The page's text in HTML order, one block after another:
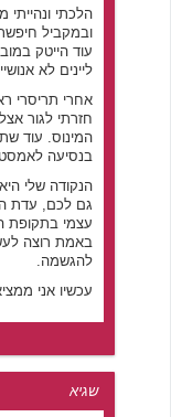
הלכתי
ובמקביל
עוד הייטק
ליינים לא
אחרי תריסרי
חזרתי לגור
המינוס. עוד
בנסיעה
הנקודה שלי
גם לכם, עדת
עצמי בתקופת
באמת רוצה
להגשמה.
עכשיו אני
שגיא